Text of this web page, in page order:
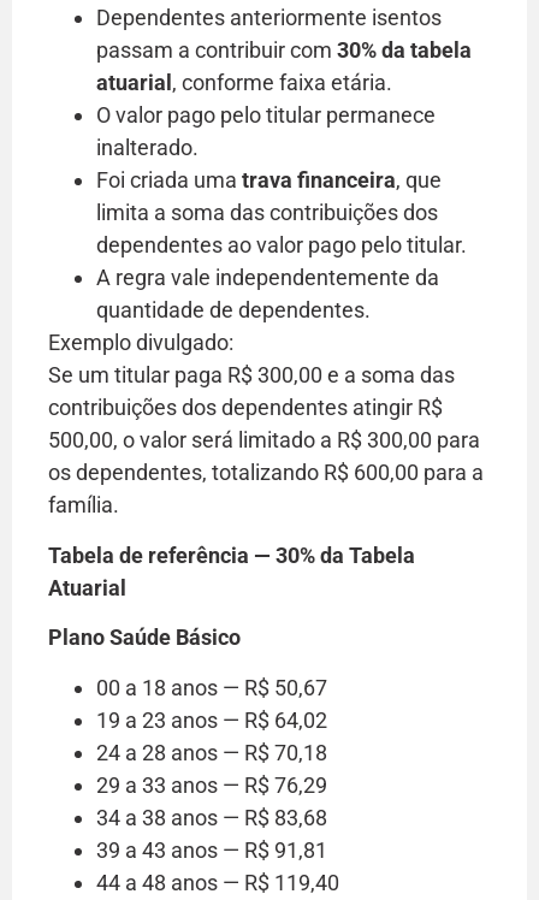
Dependentes anteriormente isentos
passam a contribuir com 30% da tabela
atuarial , conforme faixa etária.
O valor pago pelo titular permanece
inalterado.
Foi criada uma trava financeira, que
limita a soma das contribuições dos
dependentes ao valor pago pelo titular.
A regra vale independentemente da
quantidade de dependentes.
Exemplo divulgado:
Se um titular paga R$ 300,00 e a soma das
contribuições dos dependentes atingir R$
500,00, o valor será limitado a R$ 300,00 para
os dependentes, totalizando R$ 600,00 para a
família.
Tabela de referência — 30% da Tabela
Atuarial
Plano Saúde Básico
00 a 18 anos — R$ 50,67
19 a 23 anos — R$ 64,02
24 a 28 anos — R$ 70,18
29 a 33 anos — R$ 76,29
34 a 38 anos — R$ 83,68
39 a 43 anos — R$ 91,81
44 a 48 anos — R$ 119,40